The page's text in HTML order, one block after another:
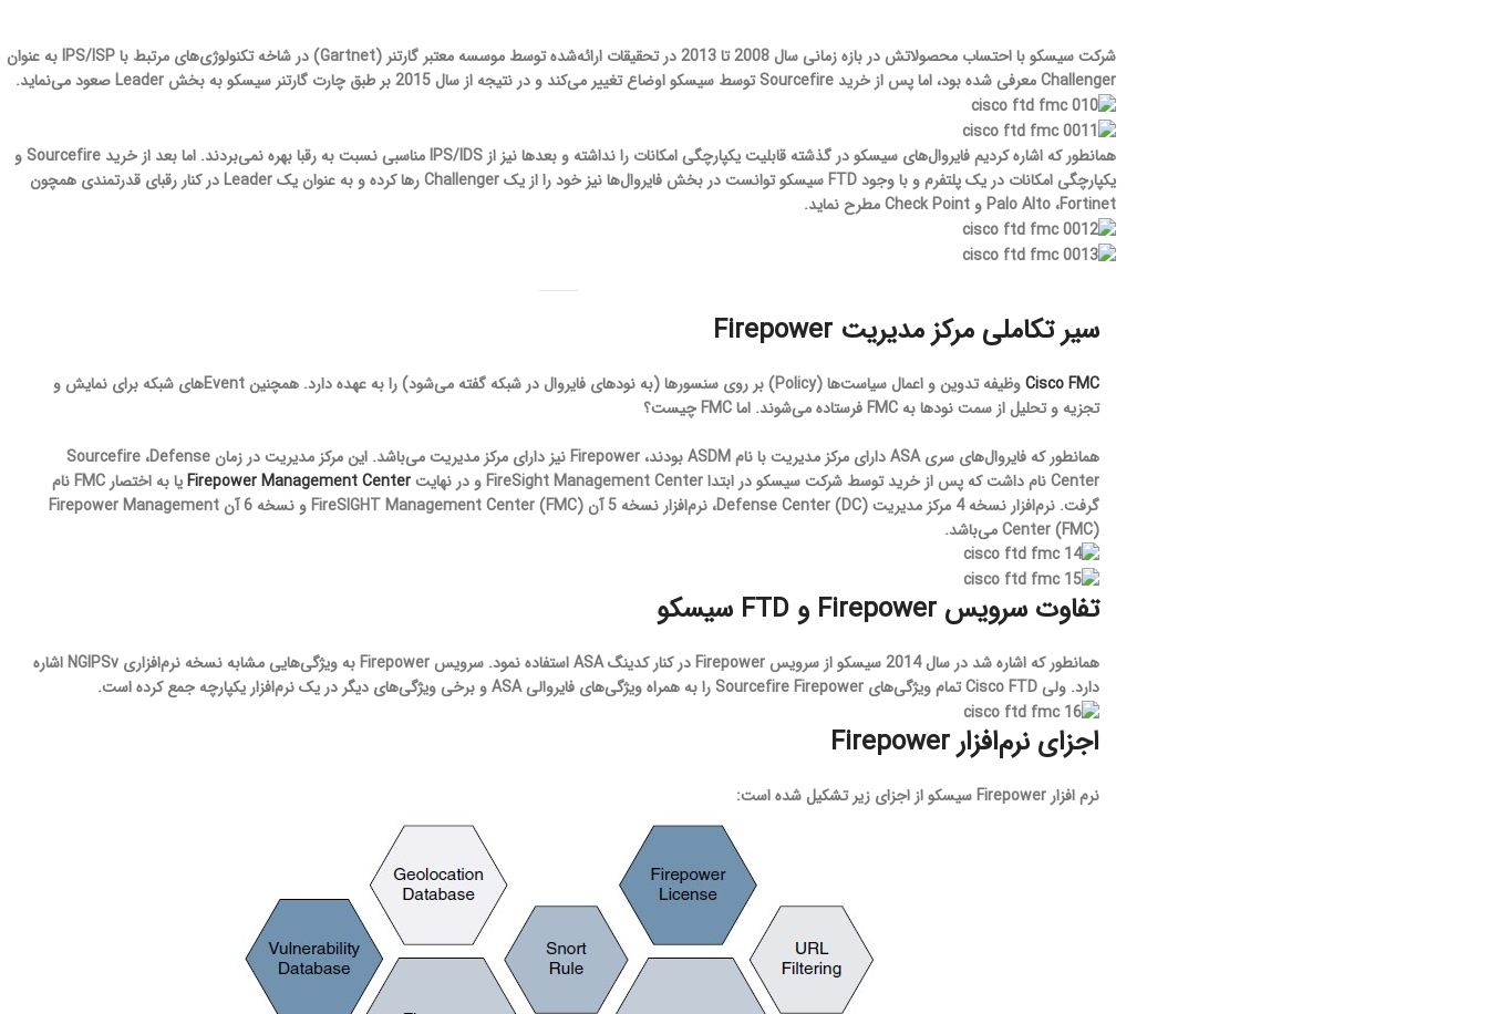
شرکت سیسکو با احتساب محصولاتش در بازه زمانی سال 2008 تا 2013 در تحقیقات ارائه‌شده توسط موسسه معتبر گارتنر (Gartnet) در شاخه تکنولوژی‌های مرتبط با IPS/ISP به عنوان
Challenger معرفی شده بود، اما پس از خرید Sourcefire توسط سیسکو اوضاع تغییر می‌کند و در نتیجه از سال 2015 بر طبق چارت گارتنر سیسکو به بخش Leader صعود می‌نماید.
همانطور که اشاره کردیم فایروال‌های سیسکو در گذشته قابلیت یکپارچگی امکانات را نداشته و بعدها نیز از IPS/IDS مناسبی نسبت به رقبا بهره نمی‌بردند. اما بعد از خرید Sourcefire و
یکپارچگی امکانات در یک پلتفرم و با وجود FTD سیسکو توانست در بخش فایروال‌ها نیز خود را از یک Challenger رها کرده و به عنوان یک Leader در کنار رقبای قدرتمندی همچون
Palo Alto ،Fortinet و Check Point مطرح نماید.
سیر تکاملی مرکز مدیریت Firepower
Cisco FMC
وظیفه تدوین و اعمال سیاست‌ها (Policy) بر روی سنسورها (به نودهای فایروال در شبکه گفته می‌شود) را به عهده دارد. همچنین Eventهای شبکه برای نمایش و
تجزیه و تحلیل از سمت نودها به FMC فرستاده می‌شوند. اما FMC چیست؟
همانطور که فایروال‌های سری ASA دارای مرکز مدیریت با نام ASDM بودند، Firepower نیز دارای مرکز مدیریت می‌باشد. این مرکز مدیریت در زمان Sourcefire ،Defense
Center نام داشت که پس از خرید توسط شرکت سیسکو در ابتدا FireSight Management Center و در نهایت
Firepower Management Center
یا به اختصار FMC نام
گرفت. نرم‌افزار نسخه 4 مرکز مدیریت Defense Center (DC)، نرم‌افزار نسخه 5 آن FireSIGHT Management Center (FMC) و نسخه 6 آن Firepower Management
Center (FMC) می‌باشد.
تفاوت سرویس Firepower و FTD سیسکو
همانطور که اشاره شد در سال 2014 سیسکو از سرویس Firepower در کنار کدینگ ASA استفاده نمود. سرویس Firepower به ویژگی‌هایی مشابه نسخه نرم‌افزاری NGIPSv اشاره
دارد. ولی Cisco FTD تمام ویژگی‌های Sourcefire Firepower را به همراه ویژگی‌های فایروالی ASA و برخی ویژگی‌های دیگر در یک نرم‌افزار یکپارچه جمع کرده است.
اجزای نرم‌افزار Firepower
نرم افزار Firepower سیسکو از اجزای زیر تشکیل شده است: